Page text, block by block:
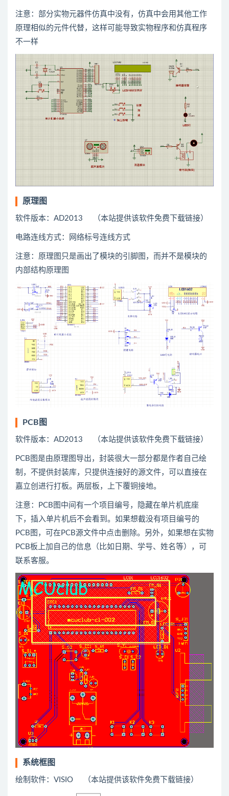
注意：部分实物元器件仿真中没有，仿真中会用其他工作
原理相似的元件代替，这样可能导致实物程序和仿真程序
不一样
原理图
软件版本：AD2013 （本站提供该软件免费下载链接）
电路连线方式：网络标号连线方式
注意：原理图只是画出了模块的引脚图，而并不是模块的
内部结构原理图
PCB图
软件版本：AD2013 （本站提供该软件免费下载链接）
PCB图是由原理图导出，封装很大一部分都是作者自己绘
制，不提供封装库，只提供连接好的源文件，可以直接在
嘉立创进行打板。两层板，上下覆铜接地。
注意：PCB图中间有一个项目编号，隐藏在单片机底座
下，插入单片机后不会看到。如果想截没有项目编号的
PCB图，可在PCB源文件中点击删除。另外，如果想在实物
PCB板上加自己的信息（比如日期、学号、姓名等），可
联系客服。
系统框图
绘制软件：VISIO （本站提供该软件免费下载链接）